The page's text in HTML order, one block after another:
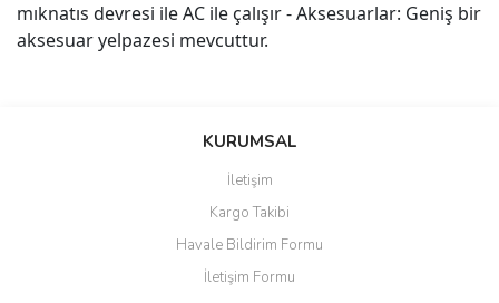
mıknatıs devresi ile AC ile çalışır - Aksesuarlar: Geniş bir
aksesuar yelpazesi mevcuttur.
Bu ürüne ilk yorumu siz yapın!
Ürün resmi kalitesiz, bozuk veya görüntülenemiyor.
Ürün açıklamasında eksik bilgiler bulunuyor.
Ürün bilgilerinde hatalar bulunuyor.
KURUMSAL
İletişim
Kargo Takibi
Havale Bildirim Formu
İletişim Formu